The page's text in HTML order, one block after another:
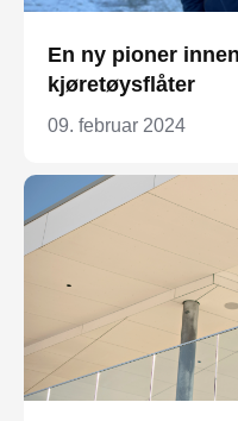
En ny pioner
kjøretøysflåter
09. februar 2024